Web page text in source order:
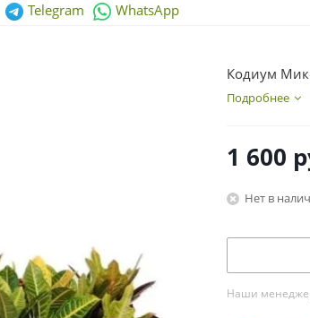
Telegram WhatsApp
Кодиум
Подробнее
1 600
Нет в
Наши